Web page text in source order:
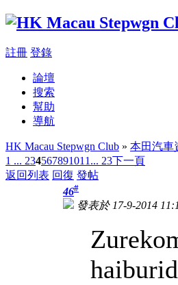
註冊 登錄
論壇
搜索
幫助
導航
HK Macau Stepwgn Club » 本田汽車
1 ... 234567891011 ... 23下一頁
返回列表 回復 發帖
46#
發表於 17-9-2014